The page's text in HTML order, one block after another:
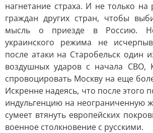
нагнетание страха. И не только
граждан других стран, чтобы
мысль о приезде в Россию.
украинского режима не
после атаки на Старобельск один
воздушных ударов с начала СВО,
спровоцировать Москву на еще
Искренне надеясь, что после этого
индульгенцию на неограниченную
сумеет втянуть европейских
военное столкновение с русскими.